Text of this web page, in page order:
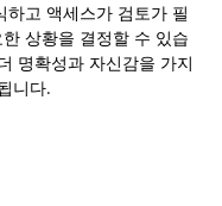
고 액세스가 검토가 필
상황을 결정할 수 있습
명확성과 자신감을 가지
니다.